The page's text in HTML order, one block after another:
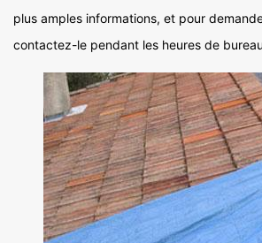
plus amples informations, et pour
contactez-le pendant les heures de